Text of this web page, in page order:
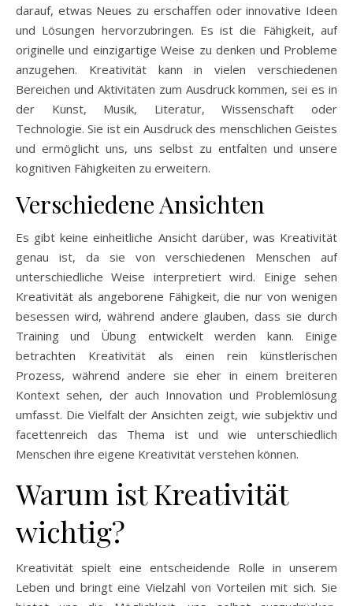
darauf, etwas Neues zu erschaffen oder innovative Ideen
und Lösungen hervorzubringen. Es ist die Fähigkeit, auf
originelle und einzigartige Weise zu denken und Probleme
anzugehen. Kreativität kann in vielen verschiedenen
Bereichen und Aktivitäten zum Ausdruck kommen, sei es in
der Kunst, Musik, Literatur, Wissenschaft oder
Technologie. Sie ist ein Ausdruck des menschlichen Geistes
und ermöglicht uns, uns selbst zu entfalten und unsere
kognitiven Fähigkeiten zu erweitern.
Verschiedene Ansichten
Es gibt keine einheitliche Ansicht darüber, was Kreativität
genau ist, da sie von verschiedenen Menschen auf
unterschiedliche Weise interpretiert wird. Einige sehen
Kreativität als angeborene Fähigkeit, die nur von wenigen
besessen wird, während andere glauben, dass sie durch
Training und Übung entwickelt werden kann. Einige
betrachten Kreativität als einen rein künstlerischen
Prozess, während andere sie eher in einem breiteren
Kontext sehen, der auch Innovation und Problemlösung
umfasst. Die Vielfalt der Ansichten zeigt, wie subjektiv und
facettenreich das Thema ist und wie unterschiedlich
Menschen ihre eigene Kreativität verstehen können.
Warum ist Kreativität
wichtig?
Kreativität spielt eine entscheidende Rolle in unserem
Leben und bringt eine Vielzahl von Vorteilen mit sich. Sie